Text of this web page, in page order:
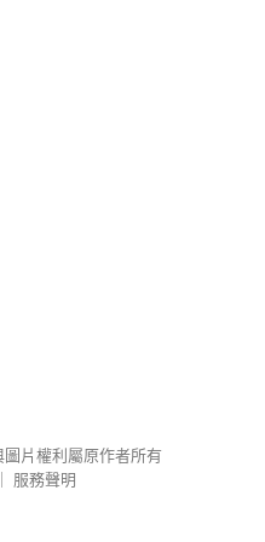
圖片權利屬原作者所有
服務聲明